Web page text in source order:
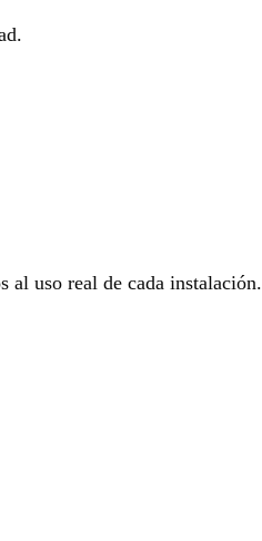
al uso real de cada instalación.